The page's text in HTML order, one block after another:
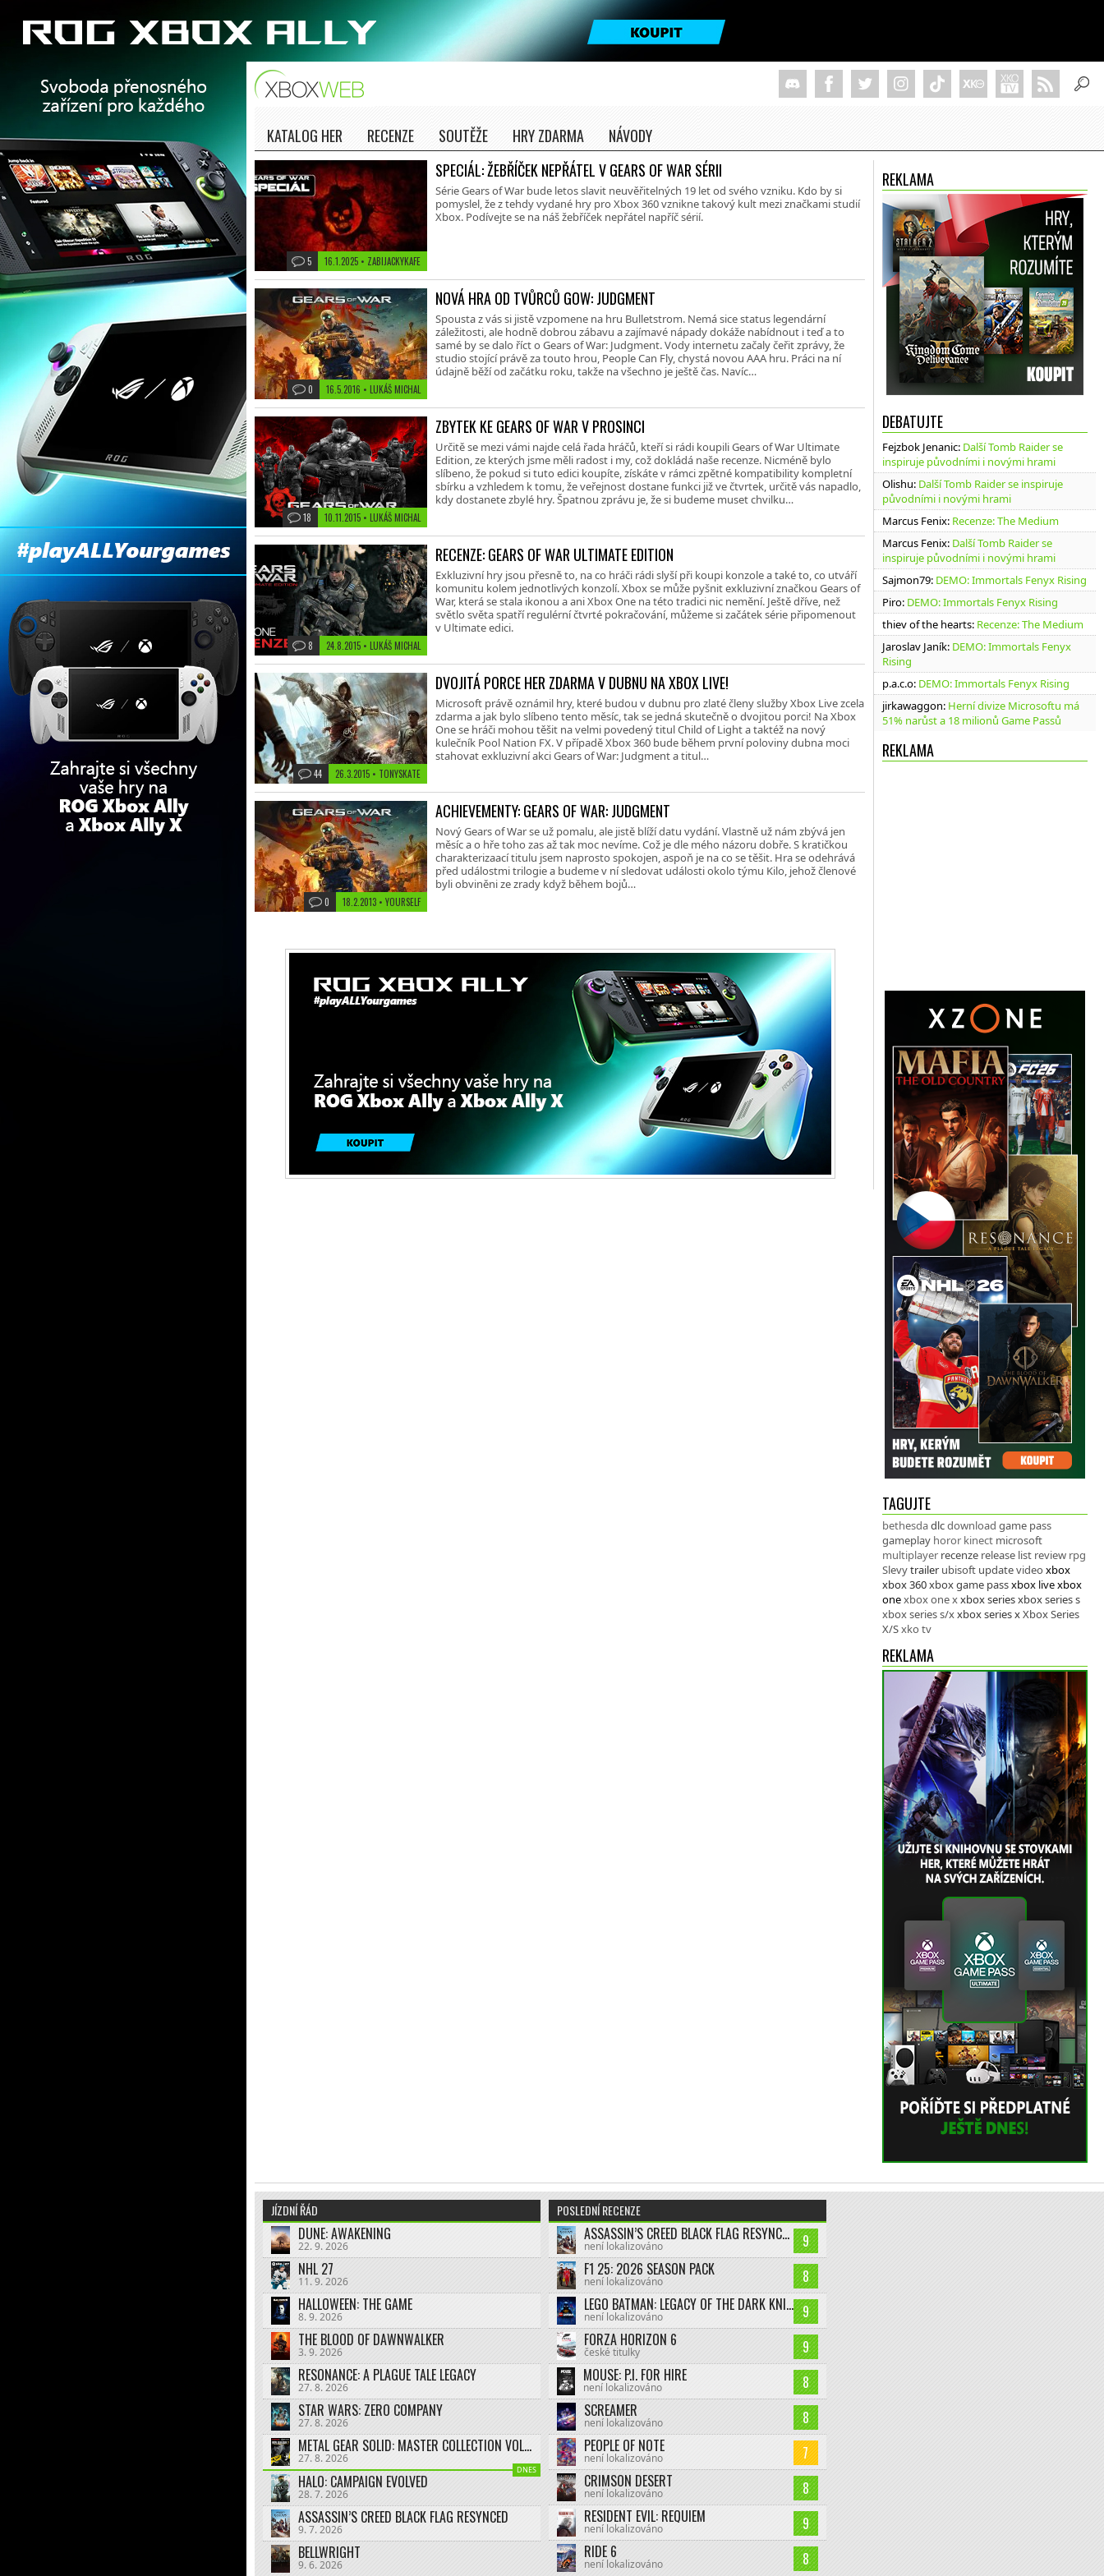
KATALOG HER RECENZE SOUTĚŽE HRY ZDARMA NÁVODY
REKLAMA
DEBATUJTE
Fejzbok Jenanic: Další Tomb Raider se
inspiruje původními i novými hrami
Olishu: Další Tomb Raider se inspiruje
původními i novými hrami
Marcus Fenix: Recenze: The Medium
Marcus Fenix: Další Tomb Raider se
inspiruje původními i novými hrami
Sajmon79: DEMO: Immortals Fenyx Rising
Piro: DEMO: Immortals Fenyx Rising
thiev of the hearts: Recenze: The Medium
Jaroslav Janík: DEMO: Immortals Fenyx
Rising
p.a.c.o: DEMO: Immortals Fenyx Rising
jirkawaggon: Herní divize Microsoftu má
51% narůst a 18 milionů Game Passů
REKLAMA
TAGUJTE
bethesdadlcdownload game pass
gameplay horor kinect microsoft
multiplayer recenze release list review rpg
Slevytrailer ubisoft updatevideo xbox
xbox 360xbox game passxbox livexbox
onexbox one xxbox seriesxbox series s
xbox series s/xxbox series xXbox Series
X/Sxko tv
REKLAMA
16.1.2025 • ZABIJACKYKAFE
5
SPECIÁL: ŽEBŘÍČEK NEPŘÁTEL V GEARS OF WAR SÉRII
Série Gears of War bude letos slavit neuvěřitelných 19 let od svého vzniku. Kdo by si
pomyslel, že z tehdy vydané hry pro Xbox 360 vznikne takový kult mezi značkami studií
Xbox. Podívejte se na náš žebříček nepřátel napříč sérií.
16.5.2016 • LUKÁŠ MICHAL
0
NOVÁ HRA OD TVŮRCŮ GOW: JUDGMENT
Spousta z vás si jistě vzpomene na hru Bulletstrom. Nemá sice status legendární
záležitosti, ale hodně dobrou zábavu a zajímavé nápady dokáže nabídnout i teď a to
samé by se dalo říct o Gears of War: Judgment. Vody internetu začaly čeřit zprávy, že
studio stojící právě za touto hrou, People Can Fly, chystá novou AAA hru. Práci na ní
údajně běží od začátku roku, takže na všechno je ještě čas. Navíc…
10.11.2015 • LUKÁŠ MICHAL
18
ZBYTEK KE GEARS OF WAR V PROSINCI
Určitě se mezi vámi najde celá řada hráčů, kteří si rádi koupili Gears of War Ultimate
Edition, ze kterých jsme měli radost i my, což dokládá naše recenze. Nicméně bylo
slíbeno, že pokud si tuto edici koupíte, získáte v rámci zpětné kompatibility kompletní
sbírku a vzhledem k tomu, že veřejnost dostane funkci již ve čtvrtek, určitě vás napadlo,
kdy dostanete zbylé hry. Špatnou zprávu je, že si budeme muset chvilku…
24.8.2015 • LUKÁŠ MICHAL
8
RECENZE: GEARS OF WAR ULTIMATE EDITION
Exkluzivní hry jsou přesně to, na co hráči rádi slyší při koupi konzole a také to, co utváří
komunitu kolem jednotlivých konzolí. Xbox se může pyšnit exkluzivní značkou Gears of
War, která se stala ikonou a ani Xbox One na této tradici nic nemění. Ještě dříve, než
světlo světa spatří regulérní čtvrté pokračování, můžeme si začátek série připomenout
v Ultimate edici.
26.3.2015 • TONYSKATE
44
DVOJITÁ PORCE HER ZDARMA V DUBNU NA XBOX LIVE!
Microsoft právě oznámil hry, které budou v dubnu pro zlaté členy služby Xbox Live zcela
zdarma a jak bylo slíbeno tento měsíc, tak se jedná skutečně o dvojitou porci! Na Xbox
One se hráči mohou těšit na velmi povedený titul Child of Light a taktéž na nový
kulečník Pool Nation FX. V případě Xbox 360 bude během první poloviny dubna moci
stahovat exkluzivní akci Gears of War: Judgment a titul…
18.2.2013 • YOURSELF
0
ACHIEVEMENTY: GEARS OF WAR: JUDGMENT
Nový Gears of War se už pomalu, ale jistě blíží datu vydání. Vlastně už nám zbývá jen
měsíc a o hře toho zas až tak moc nevíme. Což je dle mého názoru dobře. S kratičkou
charakterizaací titulu jsem naprosto spokojen, aspoň je na co se těšit. Hra se odehrává
před událostmi trilogie a budeme v ní sledovat události okolo týmu Kilo, jehož členové
byli obviněni ze zrady když během bojů…
JÍZDNÍ ŘÁD
DUNE: AWAKENING
22. 9. 2026
NHL 27
11. 9. 2026
HALLOWEEN: THE GAME
8. 9. 2026
THE BLOOD OF DAWNWALKER
3. 9. 2026
RESONANCE: A PLAGUE TALE LEGACY
27. 8. 2026
STAR WARS: ZERO COMPANY
27. 8. 2026
METAL GEAR SOLID: MASTER COLLECTION VOL.2
27. 8. 2026
DNES
HALO: CAMPAIGN EVOLVED
28. 7. 2026
ASSASSIN’S CREED BLACK FLAG RESYNCED
9. 7. 2026
BELLWRIGHT
9. 6. 2026
POSLEDNÍ RECENZE
9
ASSASSIN’S CREED BLACK FLAG RESYNCED
není lokalizováno
8
F1 25: 2026 SEASON PACK
není lokalizováno
9
LEGO BATMAN: LEGACY OF THE DARK KNIGHT
není lokalizováno
9
FORZA HORIZON 6
české titulky
8
MOUSE: P.I. FOR HIRE
není lokalizováno
8
SCREAMER
není lokalizováno
7
PEOPLE OF NOTE
není lokalizováno
8
CRIMSON DESERT
není lokalizováno
9
RESIDENT EVIL: REQUIEM
není lokalizováno
8
RIDE 6
není lokalizováno